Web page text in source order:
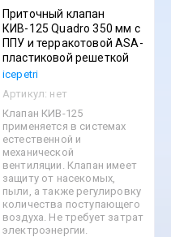
Приточный клапан
КИВ-125 Quadro 350 мм с
ППУ и терракотовой ASA-
пластиковой решеткой
icepetri
Артикул: нет
Клапан КИВ-125
применяется в системах
естественной и
механической
вентиляции. Клапан имеет
защиту от насекомых,
пыли, а также регулировку
количества поступающего
воздуха. Не требует затрат
электроэнергии.